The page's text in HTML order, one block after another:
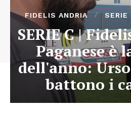
FIDELIS ANDRIA SERIE
SERIE C |
Paganese è
dell'anno:
battono i